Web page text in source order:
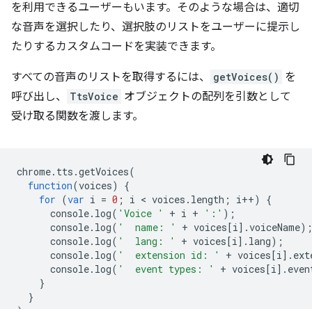
を利用できるユーザーもいます。そのような場合は、適切
な音声を選択したり、選択肢のリストをユーザーに提示し
たりするカスタムコードを実装できます。
すべての音声のリストを取得するには、 getVoices() を
呼び出し、
TtsVoice オブジェクトの配列を引数として
受け取る関数を渡します。
chrome. tts .getVoices(
function(voices)
{
for (var i = 0 ; i < voices . length ; i++)
{
console. log( 'Voice ' + i + ':' );
console. log( '  name: ' + voices[i].voiceName);
console. log( '  lang: ' + voices[i]. lang);
console. log( '  extension id: ' + voices[i].
console. log( '  event types: ' + voices[i].
}
}